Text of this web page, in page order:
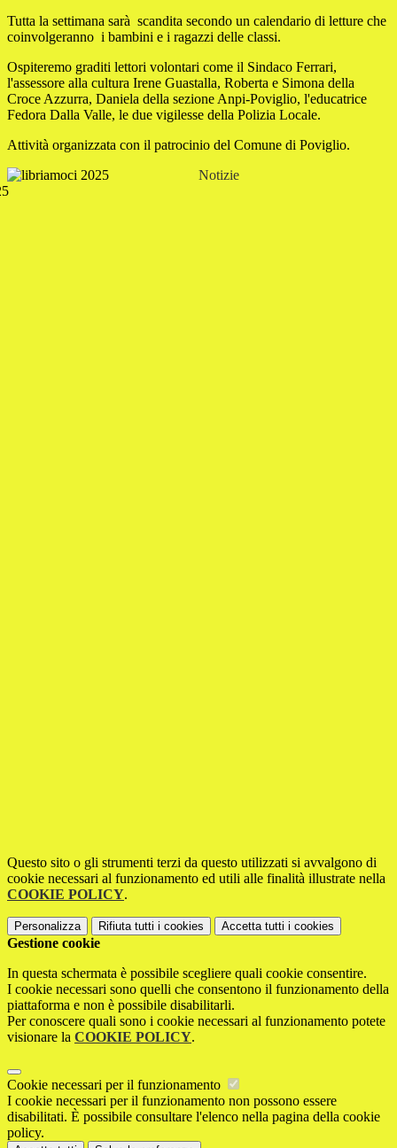
Tutta la settimana sarà scandita secondo un calendario di letture che
coinvolgeranno i bambini e i ragazzi delle classi.
Ospiteremo graditi lettori volontari come il Sindaco Ferrari,
l'assessore alla cultura Irene Guastalla, Roberta e Simona della
Croce Azzurra, Daniela della sezione Anpi-Poviglio, l'educatrice
Fedora Dalla Valle, le due vigilesse della Polizia Locale.
Attività organizzata con il patrocinio del Comune di Poviglio.
Notizie
Questo sito o gli strumenti terzi da questo utilizzati si avvalgono di
cookie necessari al funzionamento ed utili alle finalità illustrate nella
COOKIE POLICY.
Personalizza Rifiuta tutti i cookies Accetta tutti i cookies
Gestione cookie
In questa schermata è possibile scegliere quali cookie consentire.
I cookie necessari sono quelli che consentono il funzionamento della
piattaforma e non è possibile disabilitarli.
Per conoscere quali sono i cookie necessari al funzionamento potete
visionare la COOKIE POLICY.
Cookie necessari per il funzionamento
I cookie necessari per il funzionamento non possono essere
disabilitati. È possibile consultare l'elenco nella pagina della cookie
policy.